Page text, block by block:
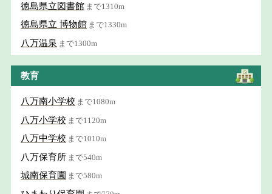
徳島県立図書館 まで1310m
徳島県立 博物館 まで1330m
八万温泉 まで1300m
教育
八万南小学校 まで1080m
八万小学校 まで1120m
八万中学校 まで1010m
八万保育所 まで540m
城南保育園 まで580m